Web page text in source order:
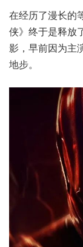
在经历了漫长的
侠》终于是释放
影，早前因为主
地步。